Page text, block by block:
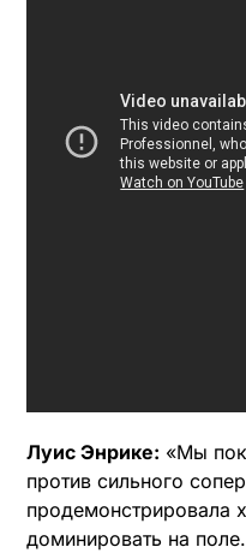
Луис Энрике: «Мы
против сильного
продемонстрировала
доминировать на